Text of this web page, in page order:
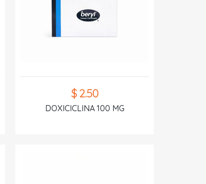
$ 2.50
DOXICICLINA 100 MG